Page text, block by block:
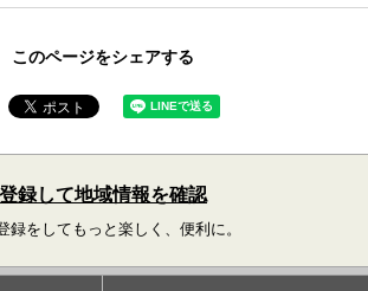
このページをシェアする
登録して地域情報を確認
録をしてもっと楽しく、便利に。